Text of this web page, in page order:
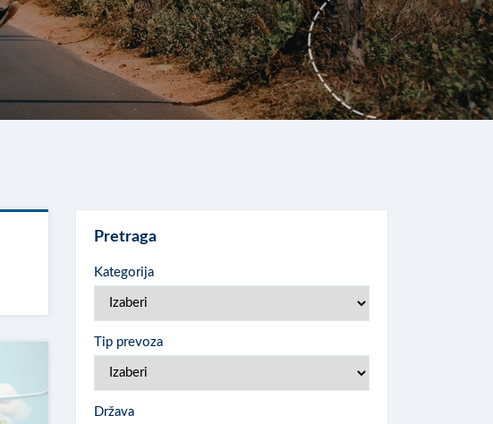
Pretraga
Kategorija
Tip prevoza
Država